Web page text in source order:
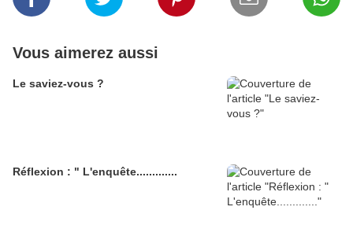
Vous aimerez aussi
Le saviez-vous ?
Réflexion : " L'enquête.............